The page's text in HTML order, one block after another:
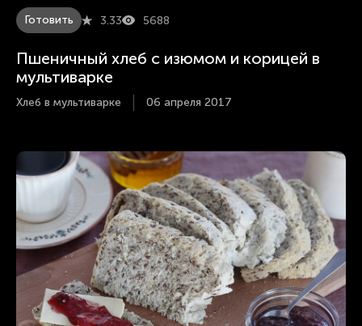
Готовить 3.33 5688
Пшеничный хлеб с изюмом и корицей в
мультиварке
Хлеб в мультиварке 06 апреля 2017